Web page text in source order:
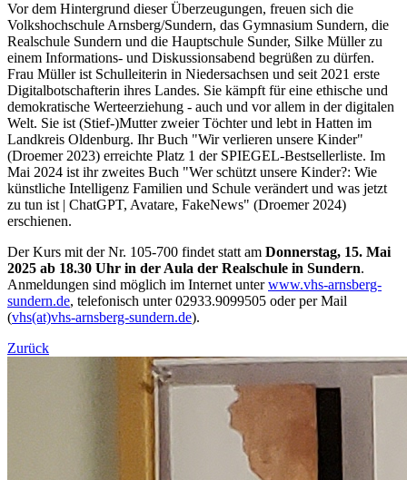
Vor dem Hintergrund dieser Überzeugungen, freuen sich die
Volkshochschule Arnsberg/Sundern, das Gymnasium Sundern, die
Realschule Sundern und die Hauptschule Sunder, Silke Müller zu
einem Informations- und Diskussionsabend begrüßen zu dürfen.
Frau Müller ist Schulleiterin in Niedersachsen und seit 2021 erste
Digitalbotschafterin ihres Landes. Sie kämpft für eine ethische und
demokratische Werteerziehung - auch und vor allem in der digitalen
Welt. Sie ist (Stief-)Mutter zweier Töchter und lebt in Hatten im
Landkreis Oldenburg. Ihr Buch "Wir verlieren unsere Kinder"
(Droemer 2023) erreichte Platz 1 der SPIEGEL-Bestsellerliste. Im
Mai 2024 ist ihr zweites Buch "Wer schützt unsere Kinder?: Wie
künstliche Intelligenz Familien und Schule verändert und was jetzt
zu tun ist | ChatGPT, Avatare, FakeNews" (Droemer 2024)
erschienen.
Der Kurs mit der Nr. 105-700 findet statt am Donnerstag, 15. Mai
2025 ab 18.30 Uhr in der Aula der Realschule in Sundern.
Anmeldungen sind möglich im Internet unterwww.vhs-arnsberg-
sundern.de, telefonisch unter 02933.9099505 oder per Mail
(vhs(at)vhs-arnsberg-sundern.de).
Zurück